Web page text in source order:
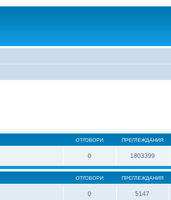
ОТГОВОРИ ПРЕГЛЕЖДАНИЯ
0 1803399
ОТГОВОРИ ПРЕГЛЕЖДАНИЯ
0 5147